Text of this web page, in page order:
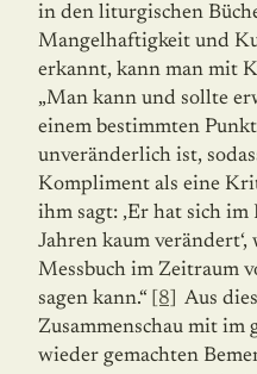
in den liturgischen
Mangelhaftigkeit und
erkannt, kann man mit
„Man kann und sollte
einem bestimmten
unveränderlich ist,
Kompliment als eine
ihm sagt: ‚Er hat sich
Jahren kaum
Messbuch im Zeitraum
sagen kann.“
[8]
Aus
Zusammenschau mit im
wieder gemachten